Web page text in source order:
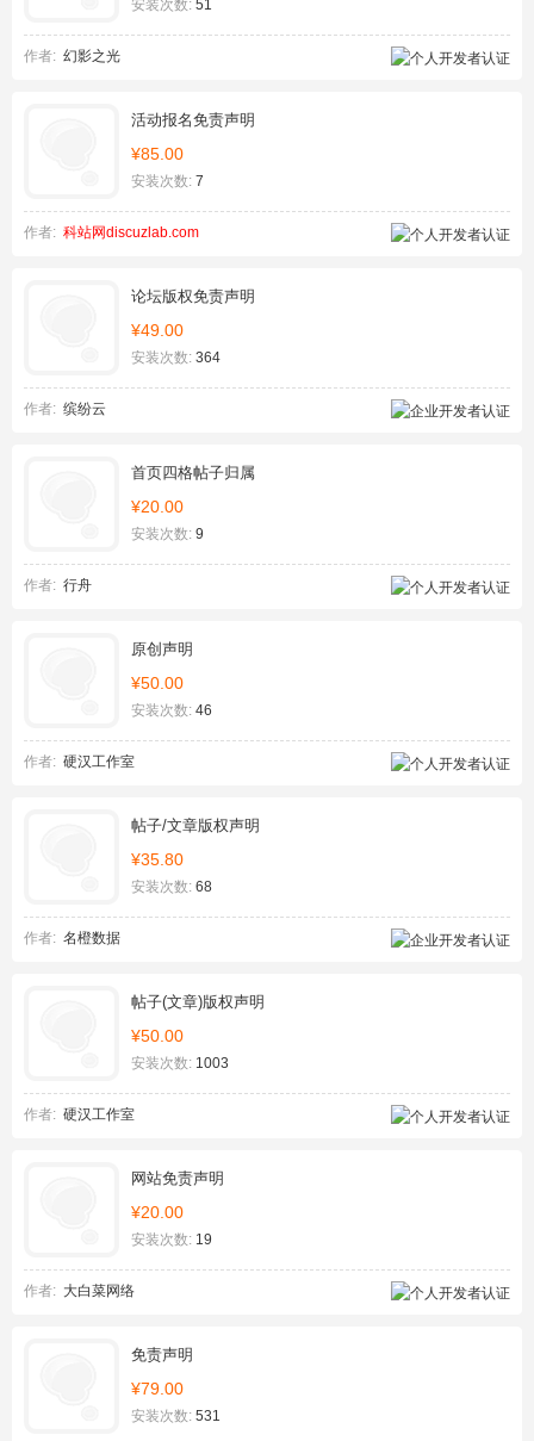
安装次数: 51
作者: 幻影之光
活动报名免责声明
¥85.00
安装次数: 7
作者: 科站网discuzlab.com
论坛版权免责声明
¥49.00
安装次数: 364
作者: 缤纷云
首页四格帖子归属
¥20.00
安装次数: 9
作者: 行舟
原创声明
¥50.00
安装次数: 46
作者: 硬汉工作室
帖子/文章版权声明
¥35.80
安装次数: 68
作者: 名橙数据
帖子(文章)版权声明
¥50.00
安装次数: 1003
作者: 硬汉工作室
网站免责声明
¥20.00
安装次数: 19
作者: 大白菜网络
免责声明
¥79.00
安装次数: 531